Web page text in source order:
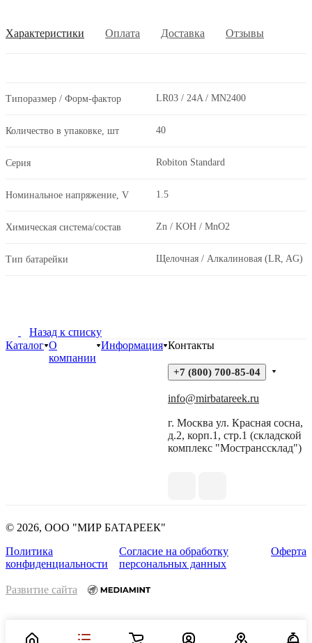
Характеристики Оплата Доставка Отзывы
Типоразмер / Форм-фактор LR03 / 24A / MN2400
Количество в упаковке, шт 40
Серия Robiton Standard
Номинальное напряжение, V 1.5
Химическая система/состав Zn / KOH / MnO2
Тип батарейки Щелочная / Алкалиновая (LR, AG)
Назад к списку
Каталог О
компании
Информация Контакты
+7 (800) 700-85-04
info@mirbatareek.ru
г. Москва ул. Красная сосна,
д.2, корп.1, стр.1 (складской
комплекс "Мостранссклад")
© 2026, ООО "МИР БАТАРЕЕК"
Политика
конфиденциальности
Согласие на обработку
персональных данных
Оферта
Развитие сайта